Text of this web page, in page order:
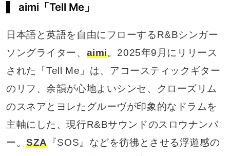
aimi「Tell Me」
日本語と英語を自由にフローするR&Bシンガー
ソングライター、 aimi。2025年9月にリリース
された「Tell Me」は、アコースティックギター
のリフ、余韻が心地よいシンセ、クローズリム
のスネアとヨレたグルーヴが印象的なドラムを
主軸にした、現行R&Bサウンドのスロウナンバ
ー。SZA『SOS』などを彷彿とさせる浮遊感の